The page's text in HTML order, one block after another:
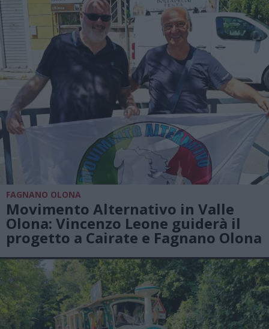
FAGNANO OLONA
Movimento Alternativo in Valle
Olona: Vincenzo Leone guiderà il
progetto a Cairate e Fagnano Olona